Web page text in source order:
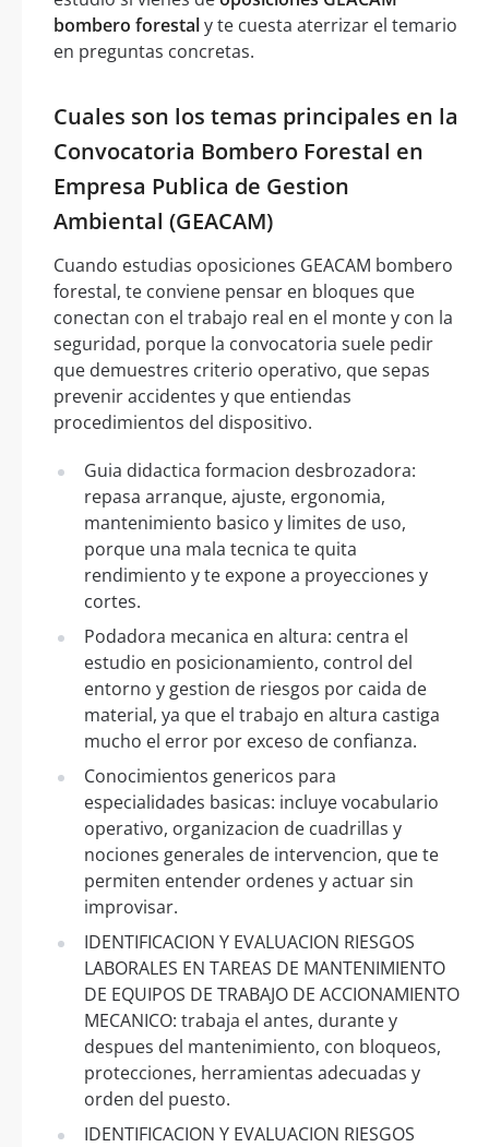
bombero forestaly te cuesta aterrizar el temario
en preguntas concretas.
Cuales son los temas principales en la
Convocatoria Bombero Forestal en
Empresa Publica de Gestion
Ambiental (GEACAM)
Cuando estudias oposiciones GEACAM bombero
forestal, te conviene pensar en bloques que
conectan con el trabajo real en el monte y con la
seguridad, porque la convocatoria suele pedir
que demuestres criterio operativo, que sepas
prevenir accidentes y que entiendas
procedimientos del dispositivo.
Guia didactica formacion desbrozadora:
repasa arranque, ajuste, ergonomia,
mantenimiento basico y limites de uso,
porque una mala tecnica te quita
rendimiento y te expone a proyecciones y
cortes.
Podadora mecanica en altura: centra el
estudio en posicionamiento, control del
entorno y gestion de riesgos por caida de
material, ya que el trabajo en altura castiga
mucho el error por exceso de confianza.
Conocimientos genericos para
especialidades basicas: incluye vocabulario
operativo, organizacion de cuadrillas y
nociones generales de intervencion, que te
permiten entender ordenes y actuar sin
improvisar.
IDENTIFICACION Y EVALUACION RIESGOS
LABORALES EN TAREAS DE MANTENIMIENTO
DE EQUIPOS DE TRABAJO DE ACCIONAMIENTO
MECANICO: trabaja el antes, durante y
despues del mantenimiento, con bloqueos,
protecciones, herramientas adecuadas y
orden del puesto.
IDENTIFICACION Y EVALUACION RIESGOS